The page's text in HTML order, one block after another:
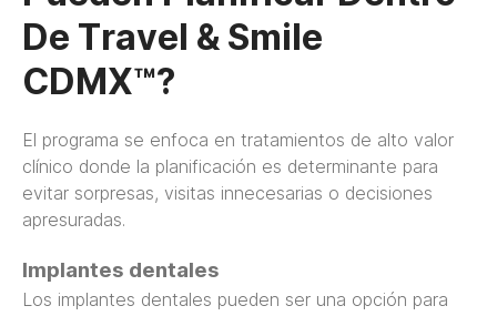
De Travel & Smile
CDMX™?
El programa se enfoca en tratamientos de alto valor
clínico donde la planificación es determinante para
evitar sorpresas, visitas innecesarias o decisiones
apresuradas.
Implantes dentales
Los implantes dentales pueden ser una opción para